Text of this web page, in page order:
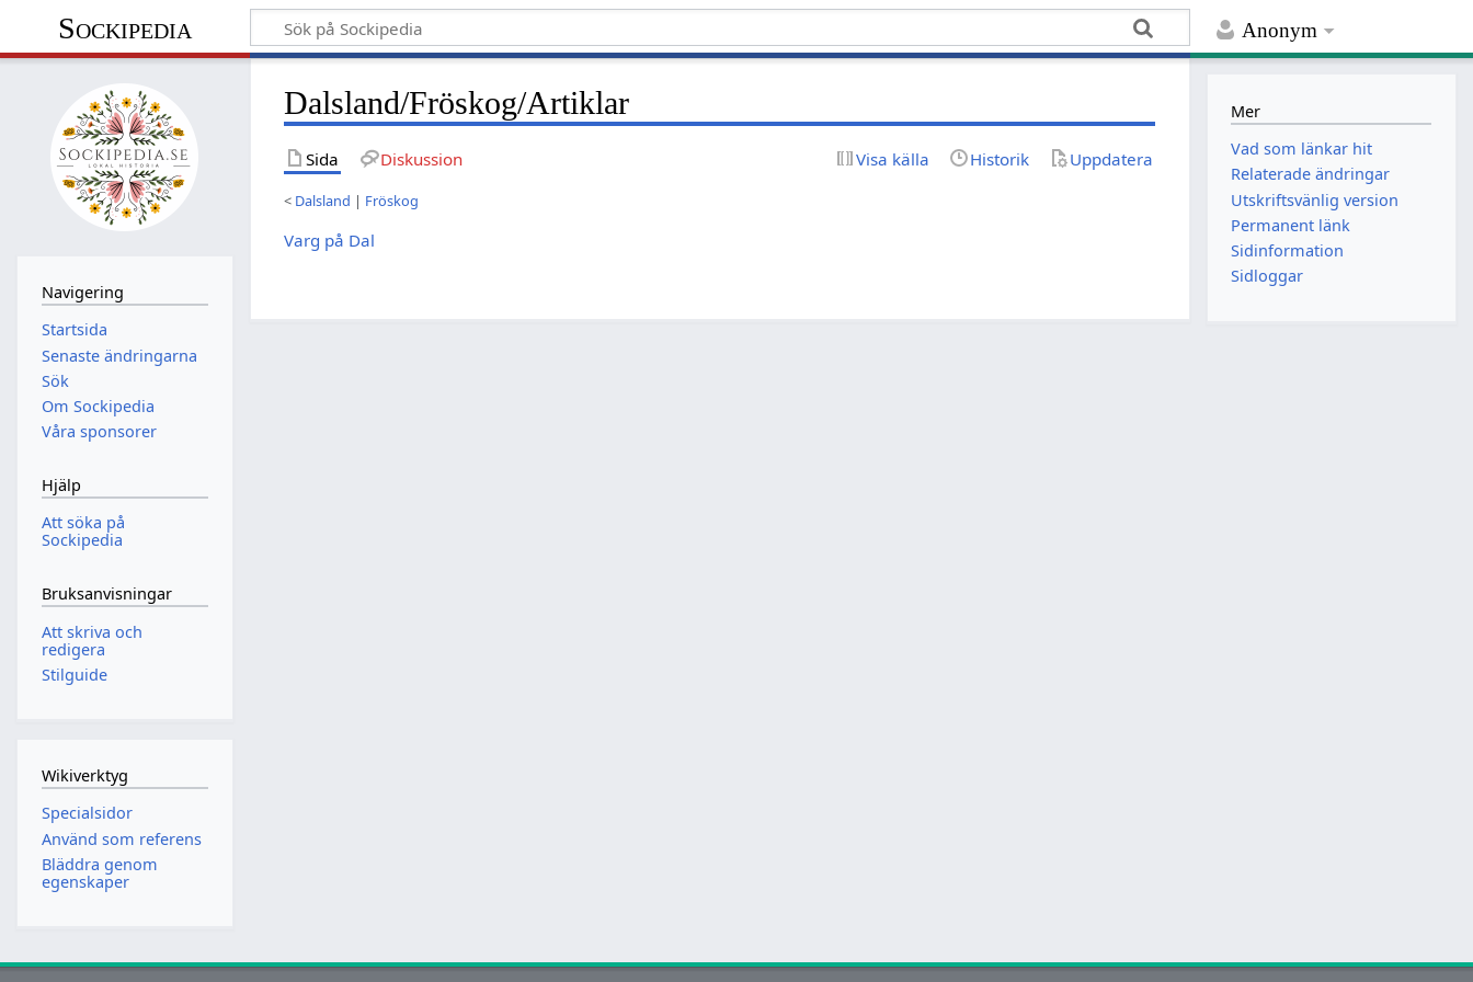
Anonym
Sockipedia
Dalsland/Fröskog/Artiklar
Sida Diskussion Visa källa Historik Uppdatera
< Dalsland | Fröskog
Varg på Dal
Navigering
Startsida
Senaste ändringarna
Sök
Om Sockipedia
Våra sponsorer
Hjälp
Att söka på
Sockipedia
Bruksanvisningar
Att skriva och
redigera
Stilguide
Wikiverktyg
Specialsidor
Använd som referens
Bläddra genom
egenskaper
Mer
Vad som länkar hit
Relaterade ändringar
Utskriftsvänlig version
Permanent länk
Sidinformation
Sidloggar